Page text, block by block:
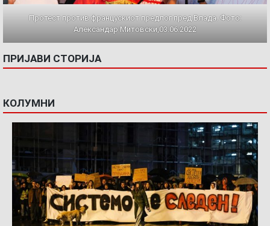
Протест против францускиот предлог пред Влада. Фото:
Александар Митовски,03.06.2022
ПРИЈАВИ СТОРИЈА
КОЛУМНИ